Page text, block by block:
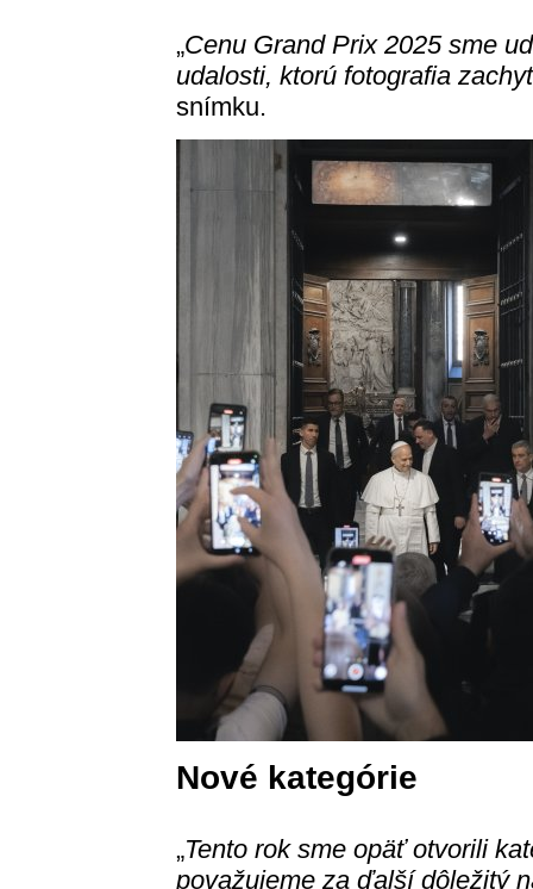
„Cenu Grand Prix 2025 sme
udalosti, ktorú fotografia
snímku.
Nové kategórie
„Tento rok sme opäť otvorili
považujeme za ďalší dôležitý